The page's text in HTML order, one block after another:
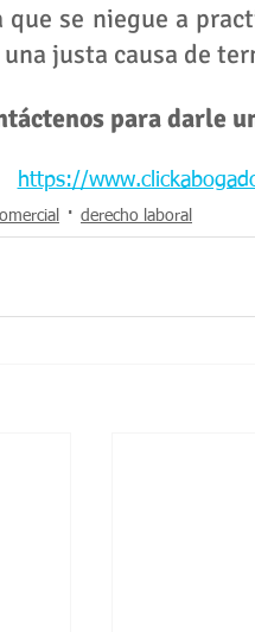
que se niegue a
justa causa de
para darle
https://
derecho laboral